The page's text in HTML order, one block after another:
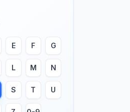
E F G
L M N
S T U